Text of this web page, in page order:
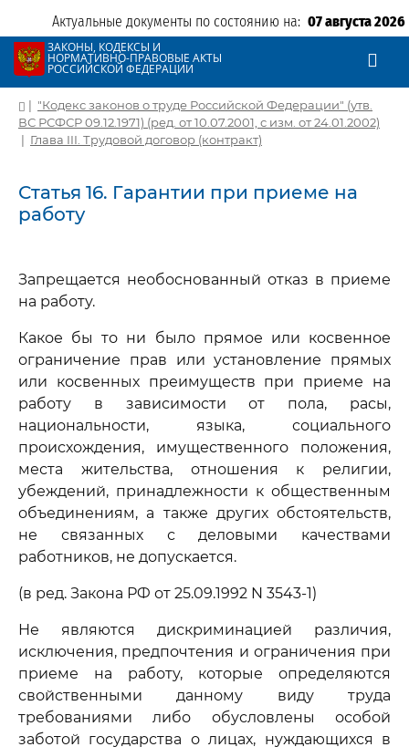
Актуальные документы по состоянию на: 07 августа 2026
ЗАКОНЫ, КОДЕКСЫ И
НОРМАТИВНО-ПРАВОВЫЕ АКТЫ
РОССИЙСКОЙ ФЕДЕРАЦИИ
| "Кодекс законов о труде Российской Федерации" (утв.
ВС РСФСР 09.12.1971) (ред. от 10.07.2001, с изм. от 24.01.2002)
| Глава III. Трудовой договор (контракт)
Статья 16. Гарантии при приеме на
работу
Запрещается необоснованный отказ в приеме
на работу.
Какое бы то ни было прямое или косвенное
ограничение прав или установление прямых
или косвенных преимуществ при приеме на
работу в зависимости от пола, расы,
национальности, языка, социального
происхождения, имущественного положения,
места жительства, отношения к религии,
убеждений, принадлежности к общественным
объединениям, а также других обстоятельств,
не связанных с деловыми качествами
работников, не допускается.
(в ред. Закона РФ от 25.09.1992 N 3543-1)
Не являются дискриминацией различия,
исключения, предпочтения и ограничения при
приеме на работу, которые определяются
свойственными данному виду труда
требованиями либо обусловлены особой
заботой государства о лицах, нуждающихся в